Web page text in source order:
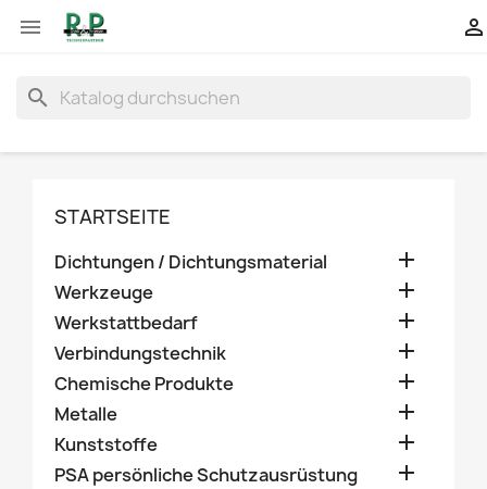
 
search
STARTSEITE
Dichtungen / Dichtungsmaterial 
Werkzeuge 
Werkstattbedarf 
Verbindungstechnik 
Chemische Produkte 
Metalle 
Kunststoffe 
PSA persönliche Schutzausrüstung 